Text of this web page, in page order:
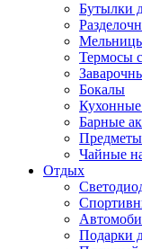
Бутылки
Термосы
Бокалы
Барные
Чайные
Отдых
Подарки